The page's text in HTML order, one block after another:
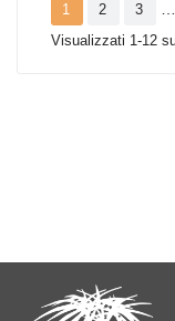
1 2 3
Visualizzati 1-12